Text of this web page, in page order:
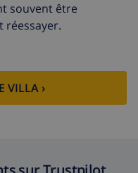
souvent être
réessayer.
VILLA ›